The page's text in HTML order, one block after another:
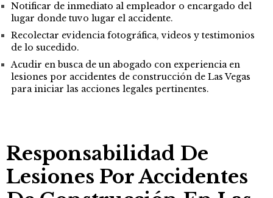
Notificar de inmediato al empleador o encargado del
lugar donde tuvo lugar el accidente.
Recolectar evidencia fotográfica, videos y testimonios
de lo sucedido.
Acudir en busca de un abogado con experiencia en
lesiones por accidentes de construcción de Las Vegas
para iniciar las acciones legales pertinentes.
Responsabilidad De
Lesiones Por Accidentes